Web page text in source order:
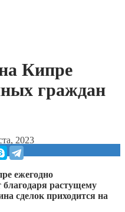
Кипре
граждан
2023
ежегодно
благодаря растущему
сделок приходится на